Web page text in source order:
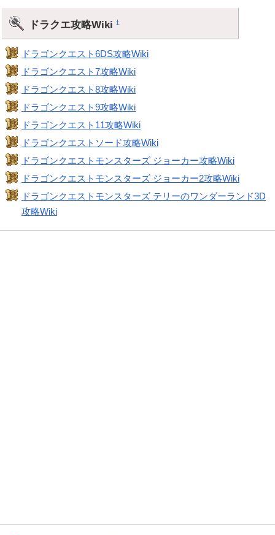
ドラクエ攻略Wiki†
ドラゴンクエスト6DS攻略Wiki
ドラゴンクエスト7攻略Wiki
ドラゴンクエスト8攻略Wiki
ドラゴンクエスト9攻略Wiki
ドラゴンクエスト11攻略Wiki
ドラゴンクエストソード攻略Wiki
ドラゴンクエストモンスターズ ジョーカー攻略Wiki
ドラゴンクエストモンスターズ ジョーカー2攻略Wiki
ドラゴンクエストモンスターズ テリーのワンダーランド3D
攻略Wiki